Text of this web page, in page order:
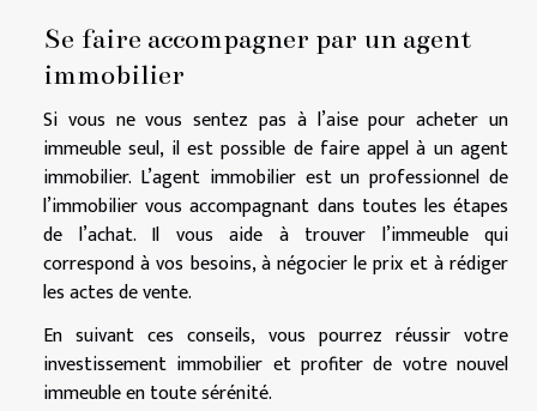
Se faire accompagner par un agent
immobilier
Si vous ne vous sentez pas à l’aise pour acheter un
immeuble seul, il est possible de faire appel à un agent
immobilier. L’agent immobilier est un professionnel de
l’immobilier vous accompagnant dans toutes les étapes
de l’achat. Il vous aide à trouver l’immeuble qui
correspond à vos besoins, à négocier le prix et à rédiger
les actes de vente.
En suivant ces conseils, vous pourrez réussir votre
investissement immobilier et profiter de votre nouvel
immeuble en toute sérénité.